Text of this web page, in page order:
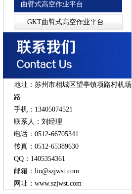
曲臂式高空作业平台
GKT曲臂式高空作业平台
地址：苏州市相城区望亭镇项路村机场
路
手机：13405074521
联系人：刘经理
电话：0512-66705341
传真：0512-65389630
QQ：1405354361
邮箱：liu@szjwst.com
网址：www.szjwst.com